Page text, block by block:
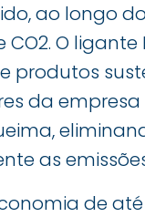
ao longo
O
produtos
da
as
de